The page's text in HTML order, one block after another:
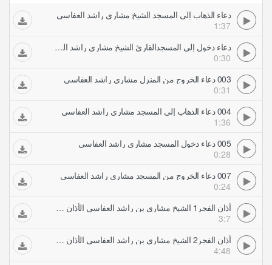
دعاء الذهاب إلى المسجد الشيخ مشاري راشد العفاسي
1:37
دعاء دخول إلى المسجدالقارئ الشيخ مشاري راشد العفاسي
0:30
003 دعاء الخروج من المنزل مشاري راشد العفاسي
0:31
004 دعاء الذهاب إلى المسجد مشاري راشد العفاسي
1:36
005 دعاء دخول المسجد مشاري راشد العفاسي
0:28
007 دعاء الخروج من المسجد مشاري راشد العفاسي
0:24
أذان الفجر1 الشيخ مشاري بن راشد العفاسي الأذان بعدة أصوات ندية
3:7
أذان الفجر2 الشيخ مشاري بن راشد العفاسي الأذان بعدة أصوات ندية
4:48